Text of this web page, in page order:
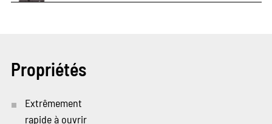
Propriétés
Extrêmement
rapide à ouvrir